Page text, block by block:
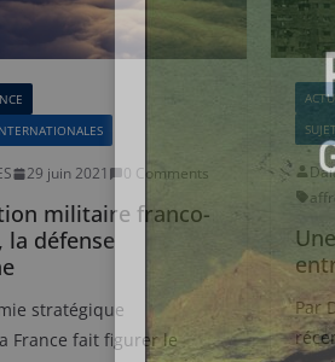
29 juin 2021 0 Comments
militaire franco-
la défense
stratégique
France fait figurer le
Par